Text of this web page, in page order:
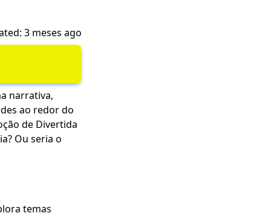
3 meses ago
narrativa,
ao redor do
de Divertida
Ou seria o
temas